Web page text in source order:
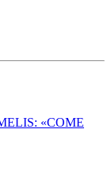
«COME